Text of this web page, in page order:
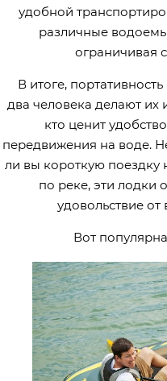
удобной
различные
ограничивая
В итоге,
два человека делают
кто ценит
передвижения на воде.
ли вы короткую поездку
по реке, эти лодки
удовольствие
Вот